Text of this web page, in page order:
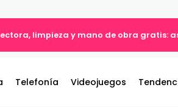
limpieza y mano de obra gratis:
Telefonía Videojuegos